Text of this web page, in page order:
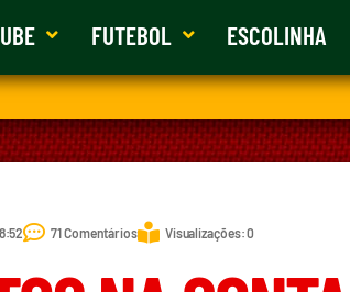
FUTEBOL ESCOLINHA
71 Comentários Visualizações: 0